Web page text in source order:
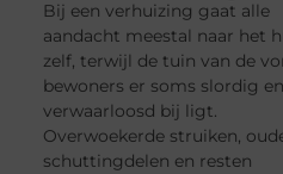
Bij een verhuizing gaat alle
aandacht meestal naar het
zelf, terwijl de tuin van de
bewoners er soms slordig en
verwaarloosd bij ligt.
Overwoekerde struiken,
schuttingdelen en resten